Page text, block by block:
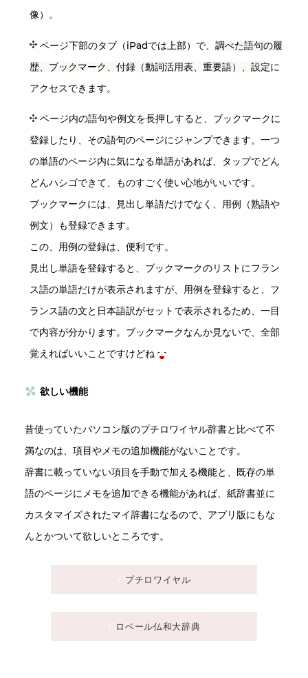
像）。
ページ下部のタブ（iPadでは上部）で、 調べた語句の履
歴、ブックマーク、付録（動詞活用表、重要語）、設定に
アクセスできます。
ページ内の語句や例文を長押しすると、ブックマークに
登録したり、その語句のページにジャンプできます。一つ
の単語のページ内に気になる単語があれば、タップでどん
どんハシゴできて、ものすごく使い心地がいいです。
ブックマークには、見出し単語だけでなく、用例（熟語や
例文）も登録できます。
この、用例の登録は、便利です。
見出し単語を登録すると、ブックマークのリストにフラン
ス語の単語だけが表示されますが、用例を登録すると、フ
ランス語の文と日本語訳がセットで表示されるため、一目
で内容が分かります。ブックマークなんか見ないで、全部
覚えればいいことですけどね
欲しい機能
昔使っていたパソコン版のプチロワイヤル辞書と比べて不
満なのは、 項目やメモの追加機能がないことです。
辞書に載っていない項目を手動で加える機能と、既存の単
語のページにメモを追加できる機能があれば、紙辞書並に
カスタマイズされたマイ辞書になるので、アプリ版にもな
んとかついて欲しいところです。
プチロワイヤル
ロベール仏和大辞典